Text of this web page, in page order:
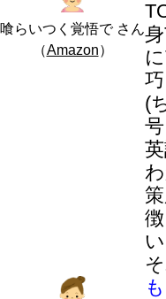
喰らいつく覚悟で さん
（Amazon）
(